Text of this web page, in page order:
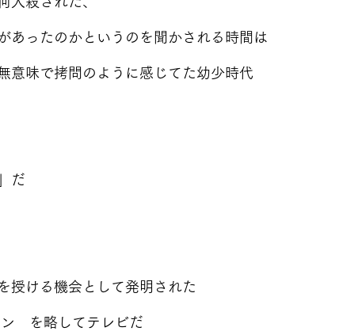
あったのかというのを聞かされる時間は
意味で拷問のように感じてた幼少時代
だ
授ける機会として発明された
　を略してテレビだ